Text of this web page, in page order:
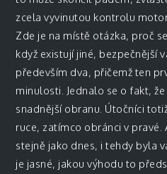
zcela vyvinutou kontrolu
Zde je na místě otázka, proč
když existují jiné, bezpečnější
především dva, přičemž ten
minulosti. Jednalo se o fakt,
snadnější obranu. Útočníci
ruce, zatímco obránci v pravé.
stejně jako dnes, i tehdy byla
je jasné, jakou výhodu to